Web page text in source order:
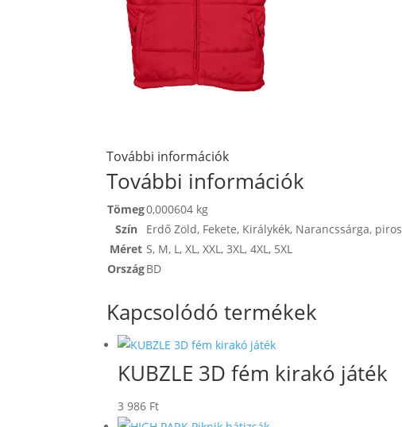
További információk
További információk
Tömeg0,000604 kg
Szín
Erdő Zöld, Fekete, Királykék, Narancssárga, piros
Méret S, M, L ,XL ,XXL ,3XL ,4XL , 5XL
OrszágBD
Kapcsolódó termékek
KUBZLE 3D fém kirakó játék
3 986 Ft